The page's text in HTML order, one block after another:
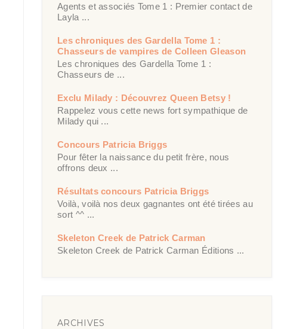
Agents et associés Tome 1 : Premier contact de
Layla ...
Les chroniques des Gardella Tome 1 :
Chasseurs de vampires de Colleen Gleason
Les chroniques des Gardella Tome 1 :
Chasseurs de ...
Exclu Milady : Découvrez Queen Betsy !
Rappelez vous cette news fort sympathique de
Milady qui ...
Concours Patricia Briggs
Pour fêter la naissance du petit frère, nous
offrons deux ...
Résultats concours Patricia Briggs
Voilà, voilà nos deux gagnantes ont été tirées au
sort ^^ ...
Skeleton Creek de Patrick Carman
Skeleton Creek de Patrick Carman Éditions ...
ARCHIVES